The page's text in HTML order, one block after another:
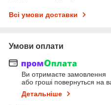
Всі умови доставки
Умови оплати
Ви отримаєте замовлення
або гроші повернуться на
Детальніше